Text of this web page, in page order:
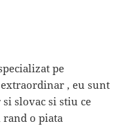
pe
, eu sunt
slovac si stiu ce
o piata